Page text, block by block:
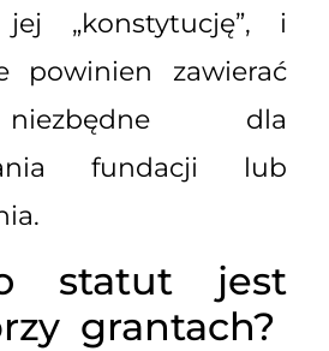
jej „konstytucję”, i
powinien zawierać
dla
fundacji lub
statut jest
grantach?